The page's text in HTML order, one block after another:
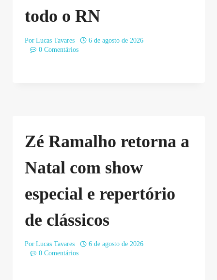
todo o RN
Por Lucas Tavares
6 de agosto de 2026
0 Comentários
Zé Ramalho retorna a
Natal com show
especial e repertório
de clássicos
Por Lucas Tavares
6 de agosto de 2026
0 Comentários